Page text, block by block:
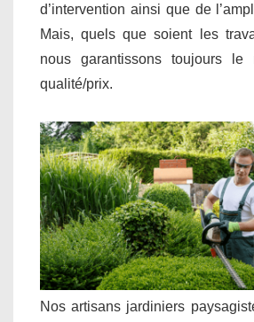
d’intervention ainsi que de
Mais, quels que soient les
nous garantissons toujours le
qualité/prix.
Nos artisans jardiniers